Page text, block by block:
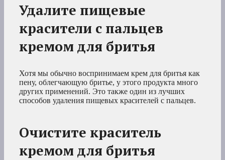
Удалите пищевые
красители с пальцев
кремом для бритья
Хотя мы обычно воспринимаем крем для бритья как
пену, облегчающую бритье, у этого продукта много
других применений. Это также один из лучших
способов удаления пищевых красителей с пальцев.
Очистите краситель
кремом для бритья